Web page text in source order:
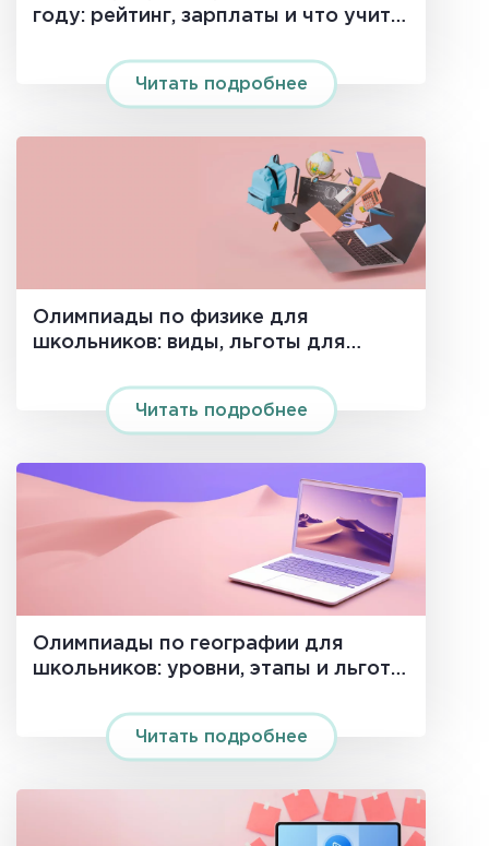
году: рейтинг, зарплаты и что учить
Читать подробнее
Олимпиады по физике для
школьников: виды, льготы для
Читать подробнее
Олимпиады по географии для
школьников: уровни, этапы и льготы
Читать подробнее